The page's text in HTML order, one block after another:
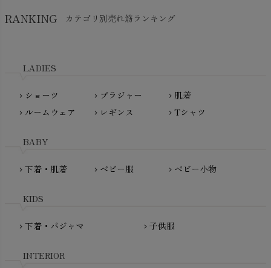
生活アートクラブ
nanadecor（ナナデェコール）
PeopleTree（ピープルツリー）
PRISTINE（プリスティン）
fromF（フロムエフ）
kidscase（キッズケース）
Madame MO（マダムモー）
maggies（マギーズ）
MATONA（マトナ）
mini rodini（ミニロディーニ）
My Little Cozmo（マイリトルコズモ）
RANKING カテゴリ別売れ筋ランキング
LADIES
chevron_right ショーツ chevron_right ブラジャー chevron_right 肌着
chevron_right ルームウェア chevron_right レギンス chevron_rightTシャツ
BABY
chevron_right 下着・肌着 chevron_right ベビー服 chevron_right ベビー小物
KIDS
chevron_right 下着・パジャマ chevron_right 子供服
INTERIOR